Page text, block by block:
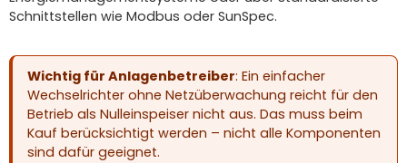
Schnittstellen wie Modbus oder SunSpec.
Wichtig für Anlagenbetreiber: Ein einfacher
Wechselrichter ohne Netzüberwachung reicht für den
Betrieb als Nulleinspeiser nicht aus. Das muss beim
Kauf berücksichtigt werden – nicht alle Komponenten
sind dafür geeignet.